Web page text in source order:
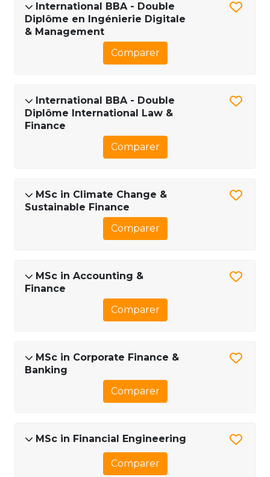
International BBA - Double
Diplôme en Ingénierie Digitale
& Management
Comparer
International BBA - Double
Diplôme International Law &
Finance
Comparer
MSc in Climate Change &
Sustainable Finance
Comparer
MSc in Accounting &
Finance
Comparer
MSc in Corporate Finance &
Banking
Comparer
MSc in Financial Engineering
Comparer